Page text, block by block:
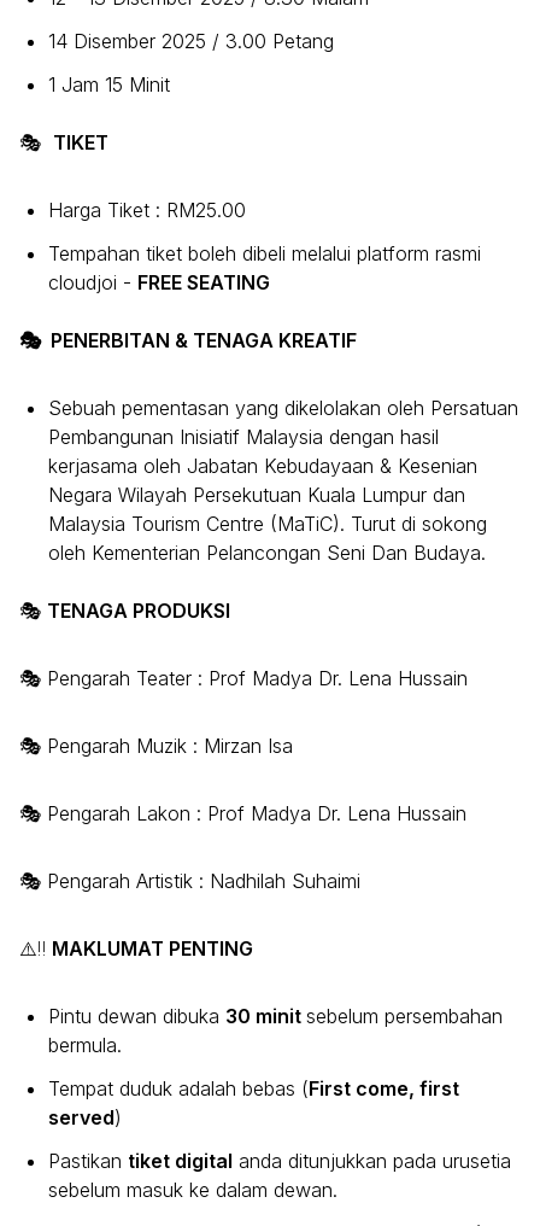
14 Disember 2025 / 3.00 Petang
1 Jam 15 Minit
🎭 TIKET
Harga Tiket : RM25.00
Tempahan tiket boleh dibeli melalui platform rasmi
cloudjoi - FREE SEATING
🎭 PENERBITAN & TENAGA KREATIF
Sebuah pementasan yang dikelolakan oleh Persatuan
Pembangunan Inisiatif Malaysia dengan hasil
kerjasama oleh Jabatan Kebudayaan & Kesenian
Negara Wilayah Persekutuan Kuala Lumpur dan
Malaysia Tourism Centre (MaTiC). Turut di sokong
oleh Kementerian Pelancongan Seni Dan Budaya.
🎭 TENAGA PRODUKSI
🎭 Pengarah Teater : Prof Madya Dr. Lena Hussain
🎭 Pengarah Muzik : Mirzan Isa
🎭 Pengarah Lakon : Prof Madya Dr. Lena Hussain
🎭 Pengarah Artistik : Nadhilah Suhaimi
⚠️‼️ MAKLUMAT PENTING
Pintu dewan dibuka 30 minit sebelum persembahan
bermula.
Tempat duduk adalah bebas (First come, first
served)
Pastikan tiket digital anda ditunjukkan pada urusetia
sebelum masuk ke dalam dewan.